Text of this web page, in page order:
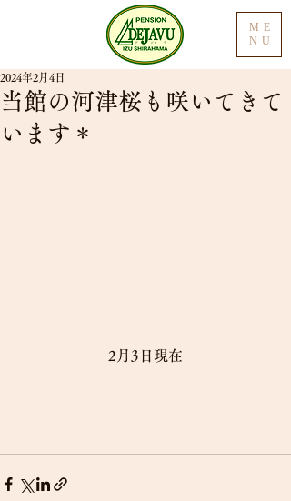
ME
NU
当館の河津桜も咲いてきて
います＊
2024年2月4日
2月3日現在